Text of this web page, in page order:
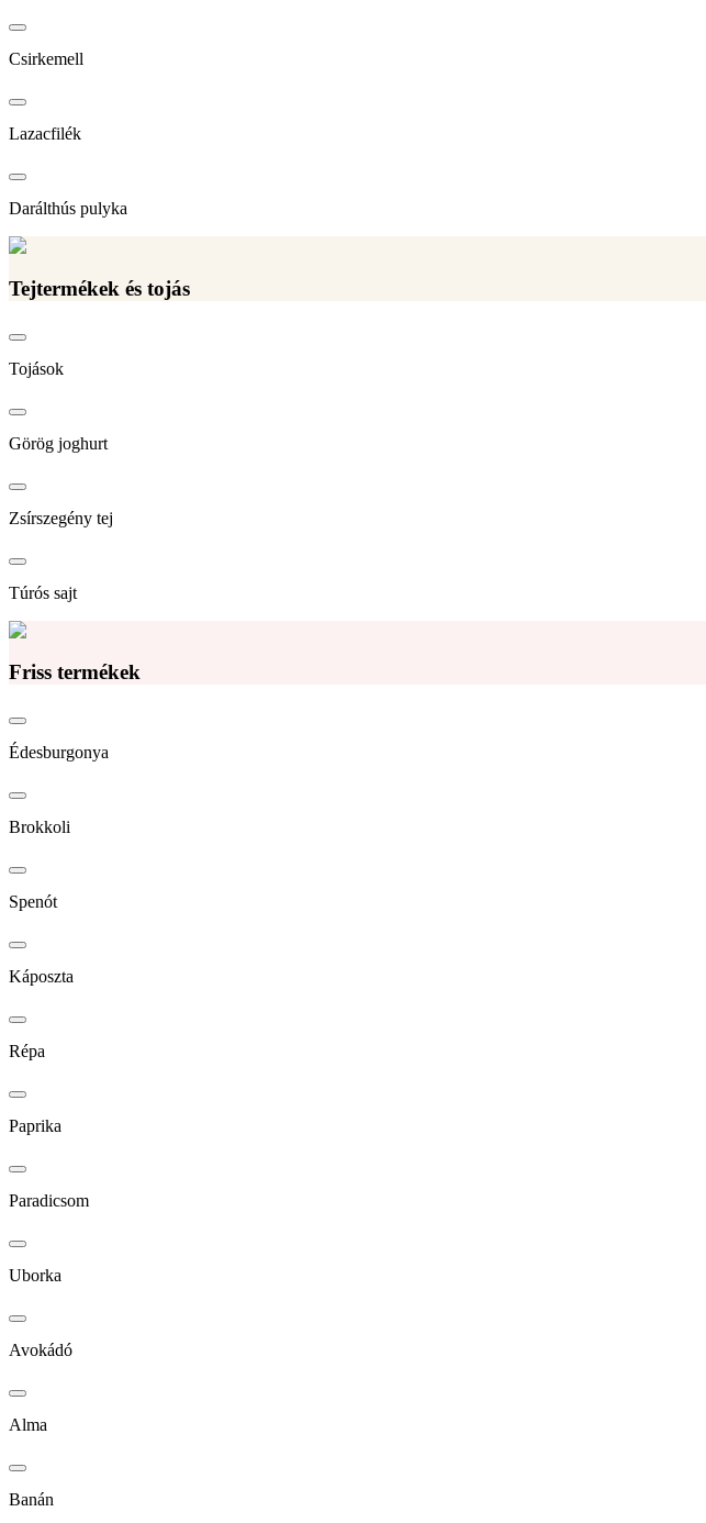
Csirkemell
Lazacfilék
Darálthús pulyka
Tejtermékek és tojás
Tojások
Görög joghurt
Zsírszegény tej
Túrós sajt
Friss termékek
Édesburgonya
Brokkoli
Spenót
Káposzta
Répa
Paprika
Paradicsom
Uborka
Avokádó
Alma
Banán